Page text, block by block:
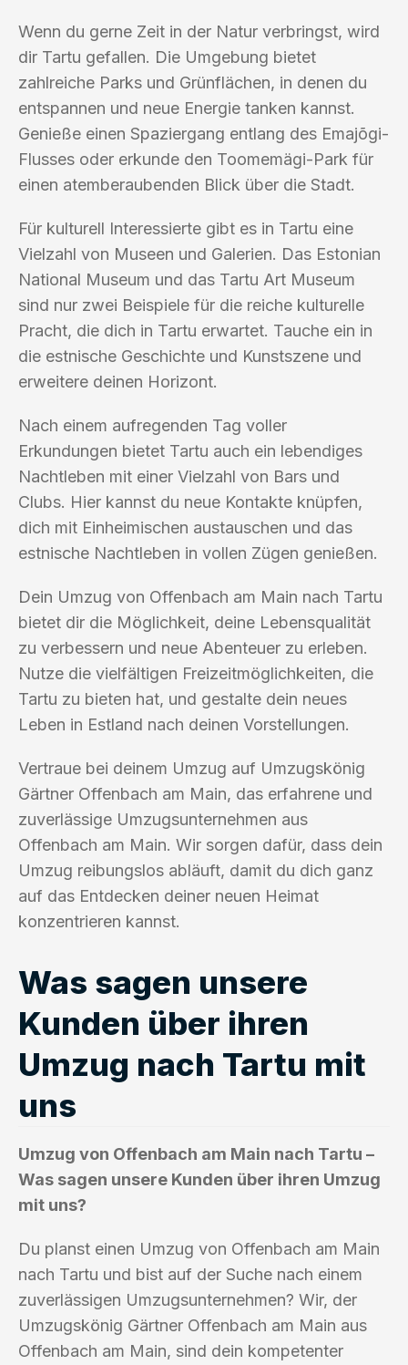
Wenn du gerne Zeit in der Natur verbringst, wird
dir Tartu gefallen. Die Umgebung bietet
zahlreiche Parks und Grünflächen, in denen du
entspannen und neue Energie tanken kannst.
Genieße einen Spaziergang entlang des Emajõgi-
Flusses oder erkunde den Toomemägi-Park für
einen atemberaubenden Blick über die Stadt.
Für kulturell Interessierte gibt es in Tartu eine
Vielzahl von Museen und Galerien. Das Estonian
National Museum und das Tartu Art Museum
sind nur zwei Beispiele für die reiche kulturelle
Pracht, die dich in Tartu erwartet. Tauche ein in
die estnische Geschichte und Kunstszene und
erweitere deinen Horizont.
Nach einem aufregenden Tag voller
Erkundungen bietet Tartu auch ein lebendiges
Nachtleben mit einer Vielzahl von Bars und
Clubs. Hier kannst du neue Kontakte knüpfen,
dich mit Einheimischen austauschen und das
estnische Nachtleben in vollen Zügen genießen.
Dein Umzug von Offenbach am Main nach Tartu
bietet dir die Möglichkeit, deine Lebensqualität
zu verbessern und neue Abenteuer zu erleben.
Nutze die vielfältigen Freizeitmöglichkeiten, die
Tartu zu bieten hat, und gestalte dein neues
Leben in Estland nach deinen Vorstellungen.
Vertraue bei deinem Umzug auf Umzugskönig
Gärtner Offenbach am Main, das erfahrene und
zuverlässige Umzugsunternehmen aus
Offenbach am Main. Wir sorgen dafür, dass dein
Umzug reibungslos abläuft, damit du dich ganz
auf das Entdecken deiner neuen Heimat
konzentrieren kannst.
Was sagen unsere
Kunden über ihren
Umzug nach Tartu mit
uns
Umzug von Offenbach am Main nach Tartu –
Was sagen unsere Kunden über ihren Umzug
mit uns?
Du planst einen Umzug von Offenbach am Main
nach Tartu und bist auf der Suche nach einem
zuverlässigen Umzugsunternehmen? Wir, der
Umzugskönig Gärtner Offenbach am Main aus
Offenbach am Main, sind dein kompetenter